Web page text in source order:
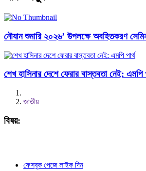
নৌযান শুমারি ২০২৬’ উপলক্ষে অবহিতকরণ
শেখ হাসিনার দেশে ফেরার বাস্তবতা নেই: এমপি
জাতীয়
বিষয়:
ফেসবুক পেজে লাইক দিন